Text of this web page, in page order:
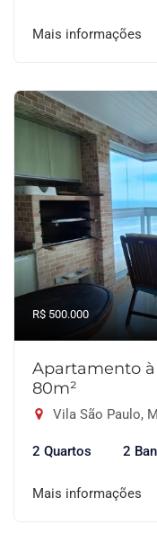
Mais informações
R$ 500.000
Apartamento
80m²
Vila São Paulo,
2 Quartos 2
Mais informações